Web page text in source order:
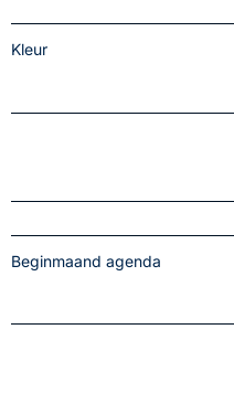
Kleur
Beginmaand agenda